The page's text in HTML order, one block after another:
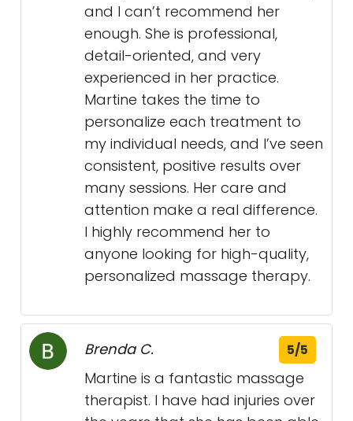
and I can’t recommend her
enough. She is professional,
detail-oriented, and very
experienced in her practice.
Martine takes the time to
personalize each treatment to
my individual needs, and I’ve seen
consistent, positive results over
many sessions. Her care and
attention make a real difference.
I highly recommend her to
anyone looking for high-quality,
personalized massage therapy.
Brenda C. 5/5
Martine is a fantastic massage
therapist. I have had injuries over